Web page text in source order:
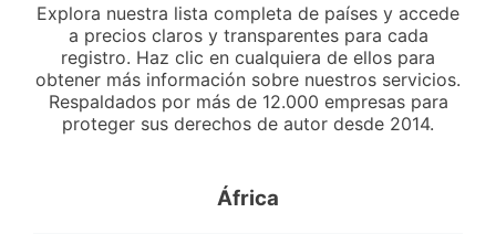
Explora nuestra lista completa de países y accede
a precios claros y transparentes para cada
registro. Haz clic en cualquiera de ellos para
obtener más información sobre nuestros servicios.
Respaldados por más de 12.000 empresas para
proteger sus derechos de autor desde 2014.
África